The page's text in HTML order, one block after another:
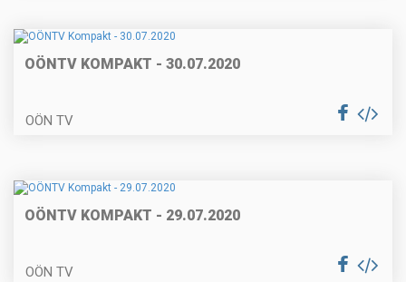
OÖNTV KOMPAKT - 30.07.2020
OÖN TV
OÖNTV KOMPAKT - 29.07.2020
OÖN TV